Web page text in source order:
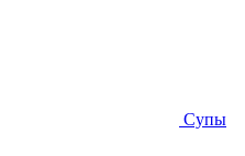
Супы